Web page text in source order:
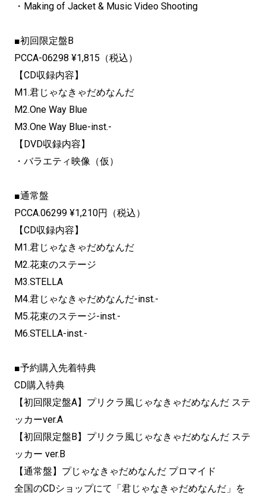
・Making of Jacket & Music Video Shooting
■初回限定盤B
PCCA-06298 ¥1,815（税込）
【CD収録内容】
M1.君じゃなきゃだめなんだ
M2.One Way Blue
M3.One Way Blue-inst.-
【DVD収録内容】
・バラエティ映像（仮）
■通常盤
PCCA.06299 ¥1,210円（税込）
【CD収録内容】
M1.君じゃなきゃだめなんだ
M2.花束のステージ
M3.STELLA
M4.君じゃなきゃだめなんだ-inst.-
M5.花束のステージ-inst.-
M6.STELLA-inst.-
■予約購入先着特典
CD購入特典
【初回限定盤A】プリクラ風じゃなきゃだめなんだ ステ
ッカーver.A
【初回限定盤B】プリクラ風じゃなきゃだめなんだ ステ
ッカー ver.B
【通常盤】プじゃなきゃだめなんだ プロマイド
全国のCDショップにて「君じゃなきゃだめなんだ」を